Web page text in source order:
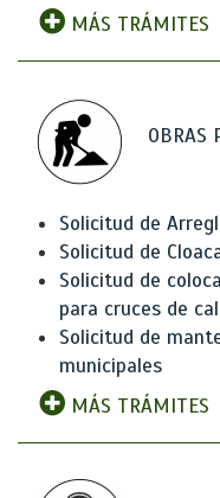
MÁS TRÁMITES
OBRAS
Solicitud de
Solicitud de
Solicitud de
para cruces de
Solicitud de
municipales
MÁS TRÁMITES